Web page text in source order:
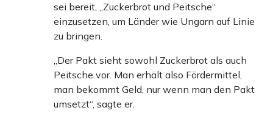
sei bereit, „Zuckerbrot und Peitsche“
einzusetzen, um Länder wie Ungarn auf Linie
zu bringen.
„Der Pakt sieht sowohl Zuckerbrot als auch
Peitsche vor. Man erhält also Fördermittel,
man bekommt Geld, nur wenn man den Pakt
umsetzt“, sagte er.